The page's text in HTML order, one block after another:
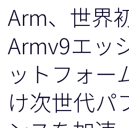
IPライセンスのお問い合わせ
その他のお問い合わせ
Arm Integrity Helpline
報道関連
人材採用
研究連携
ウェブサイト
開発
サポート&トレーニング
企業情報
Arm、世界
Armv9エッ
ットフォー
け次世代パ